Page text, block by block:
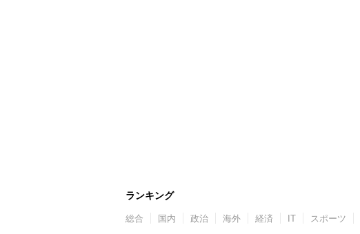
ランキング
総合 国内 政治 海外 経済 IT スポーツ